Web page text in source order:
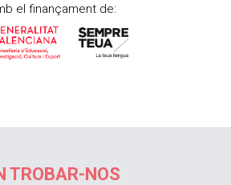
el finançament de:
TROBAR-NOS